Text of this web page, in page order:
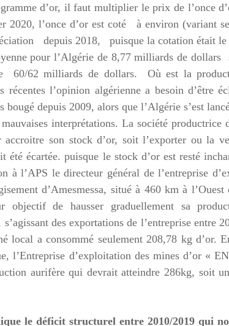
d’or, il faut multiplier le prix de l’once
2020, l’once d’or est coté à environ (variant
depuis 2018, puisque la cotation était le
pour l’Algérie de 8,77 milliards de dollars
60/62 milliards de dollars. Où est la
récentes l’opinion algérienne a besoin d’être
bougé depuis 2009, alors que l’Algérie s’est
interprétations. La société productrice
son stock d’or, soit l’exporter ou la
écartée. puisque le stock d’or est resté
à l’APS le directeur général de l’entreprise
d’Amesmessa, situé à 460 km à l’Ouest
objectif de hausser graduellement sa
des exportations de l’entreprise entre
local a consommé seulement 208,78 kg d’or.
l’Entreprise d’exploitation des mines d’or «
aurifère qui devrait atteindre 286kg, soit
le déficit structurel entre 2010/2019 qui